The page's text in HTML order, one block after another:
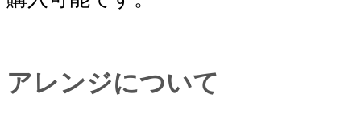
アレンジについて